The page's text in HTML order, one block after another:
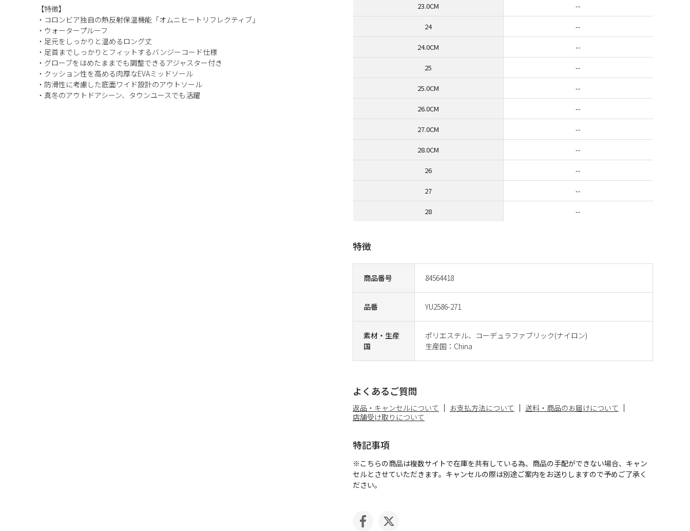
【特徴】
・コロンビア独自の熱反射保温機能「オムニヒートリフレクティブ」
・ウォータープルーフ
・足元をしっかりと温めるロング丈
・足首までしっかりとフィットするバンジーコード仕様
・グローブをはめたままでも調整できるアジャスター付き
・クッション性を高める肉厚なEVAミッドソール
・防滑性に考慮した底面ワイド設計のアウトソール
・真冬のアウトドアシーン、タウンユースでも活躍
商品番号 84564418
品番 YU2586-271
素材・生産
国
ポリエステル、コーデュラファブリック(ナイロン)
生産国：China
特徴
よくあるご質問
返品・キャンセルについて お支払方法について
送料・商品のお届けについて
店舗受け取りについて
特記事項
※こちらの商品は複数サイトで在庫を共有している為、商品の手配ができない場合、キャン
セルとさせていただきます。キャンセルの際は別途ご案内をお送りしますので予めご了承く
ださい。
23.0CM --
24 --
24.0CM --
25 --
25.0CM --
26.0CM --
27.0CM --
28.0CM --
26 --
27 --
28 --